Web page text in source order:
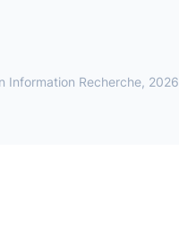
Information Recherche, 2026